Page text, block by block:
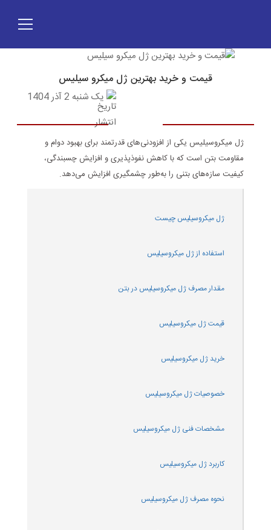
قیمت و خرید بهترین ژل میکرو سیلیس
یک شنبه 2 آذر 1404
ژل میکروسیلیس یکی از افزودنی‌های قدرتمند برای بهبود دوام و
مقاومت بتن است که با کاهش نفوذپذیری و افزایش چسبندگی،
کیفیت سازه‌های بتنی را به‌طور چشمگیری افزایش می‌دهد.
ژل میکروسیلیس چیست
استفاده از ژل میکروسیلیس
مقدار مصرف ژل میکروسیلیس در بتن
قیمت ژل میکروسیلیس
خرید ژل میکروسیلیس
خصوصیات ژل میکروسیلیس
مشخصات فنی ژل میکروسیلیس
کاربرد ژل میکروسیلیس
نحوه مصرف ژل میکروسیلیس